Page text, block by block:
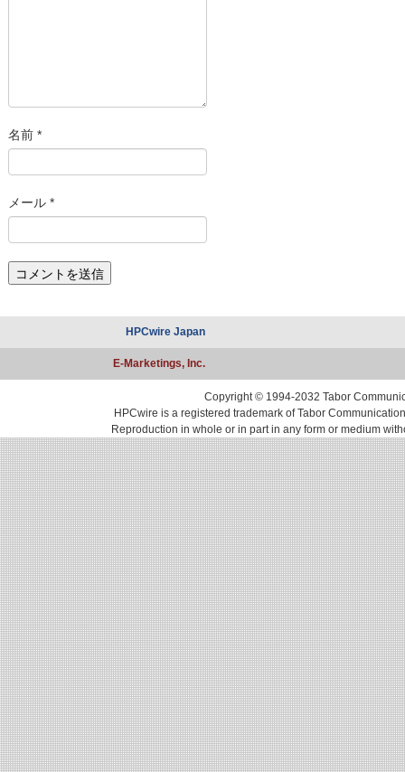
名前 *
メール *
HPCwire Japan
E-Marketings, Inc.
Copyright © 1994-2032 Tabor
HPCwire is a registered trademark of Tabor
Reproduction in whole or in part in any form or medium